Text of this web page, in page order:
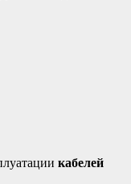
кабелей